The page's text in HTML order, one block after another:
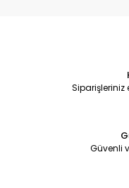
Siparişleriniz
Güvenli